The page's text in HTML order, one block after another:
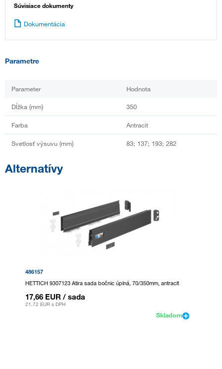
Súvisiace dokumenty
Dokumentácia
Parametre
Parameter Hodnota
Dĺžka (mm) 350
Farba Antracit
Svetlosť výsuvu (mm) 83; 137; 193; 282
Alternatívy
486157
HETTICH 9307123 Atira sada bočnic úplná, 70/350mm, antracit
17,66 EUR / sada
21,72 EUR s DPH
Skladom